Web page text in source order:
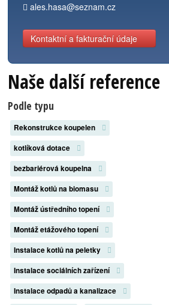
ales.hasa@seznam.cz
Kontaktní a fakturační údaje
Naše další reference
Podle typu
Rekonstrukce koupelen
kotlíková dotace
bezbariérová koupelna
Montáž kotlů na biomasu
Montáž ústředního topení
Montáž etážového topení
Instalace kotlů na peletky
Instalace sociálních zařízení
Instalace odpadů a kanalizace